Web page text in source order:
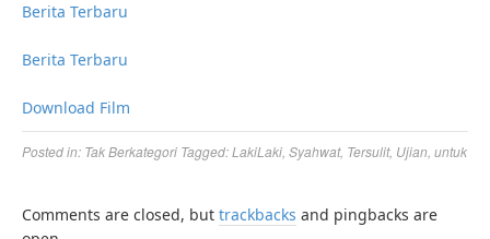
Berita Terbaru
Berita Terbaru
Download Film
Posted in: Tak Berkategori Tagged:LakiLaki Syahwat, Tersulit, Ujian untuk
Comments are closed, but trackbacks and pingbacks are